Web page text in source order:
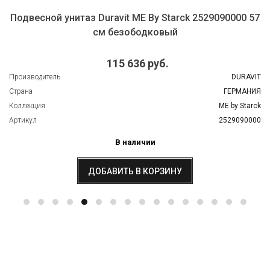
Подвесной унитаз Duravit ME By Starck 2529090000 57
см безободковый
115 636 руб.
Производитель
DURAVIT
Страна
ГЕРМАНИЯ
Коллекция
ME by Starck
Артикул
2529090000
В наличии
ДОБАВИТЬ В КОРЗИНУ